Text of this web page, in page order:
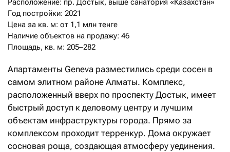
Расположение: пр. Достык, выше санатория «Казахстан»
Год постройки: 2021
Цена за кв. м: от 1,1 млн тенге
Наличие объектов на продажу: 46
Площадь, кв. м: 205–282
Апартаменты Geneva разместились среди сосен в
самом элитном районе Алматы. Комплекс,
расположенный вверх по проспекту Достык, имеет
быстрый доступ к деловому центру и лучшим
объектам инфраструктуры города. Прямо за
комплексом проходит терренкур. Дома окружает
сосновая роща, создающая атмосферу уединения.